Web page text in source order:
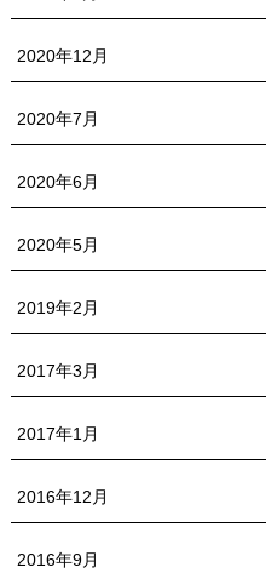
2020年12月
2020年7月
2020年6月
2020年5月
2019年2月
2017年3月
2017年1月
2016年12月
2016年9月